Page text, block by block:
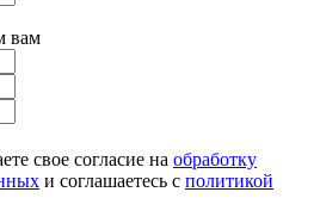
вам
свое согласие на обработку
и соглашаетесь с политикой